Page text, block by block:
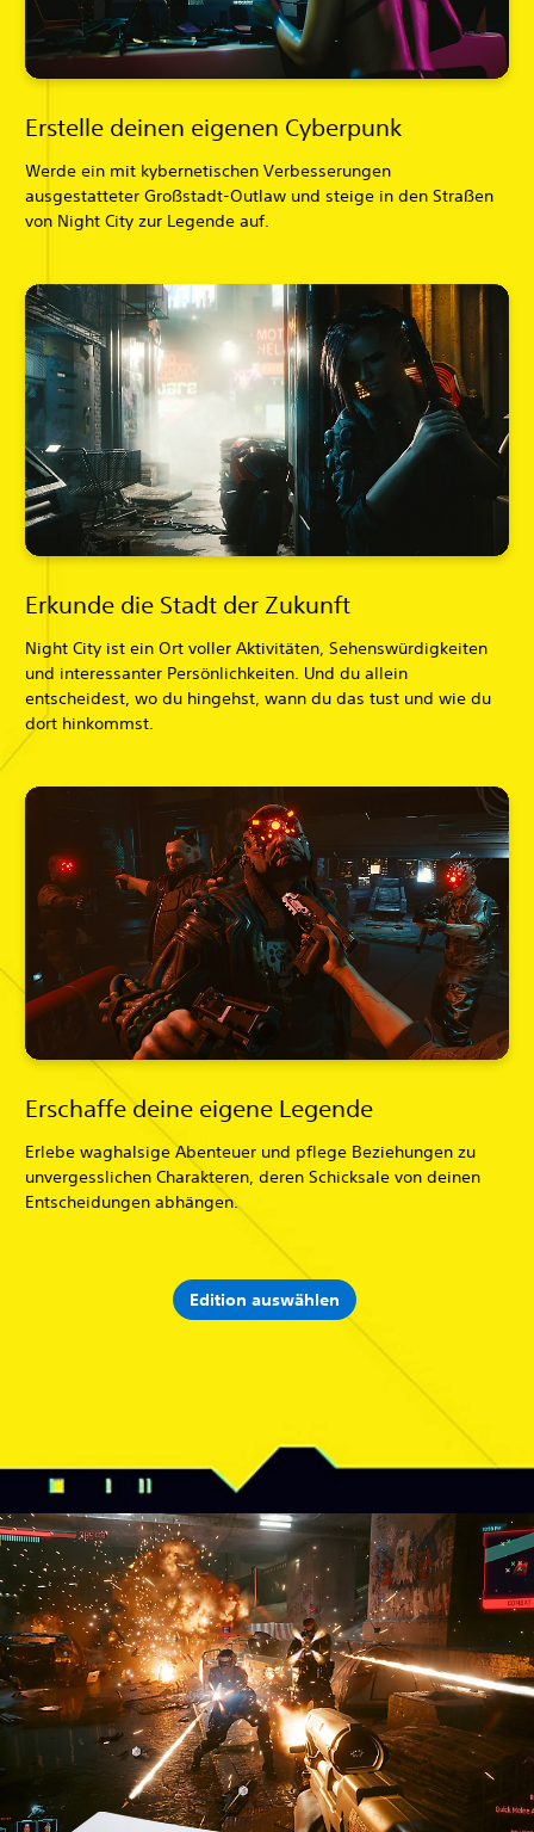
Erstelle deinen eigenen Cyberpunk
Werde ein mit kybernetischen Verbesserungen
ausgestatteter Großstadt-Outlaw und steige in den Straßen
von Night City zur Legende auf.
Erkunde die Stadt der Zukunft
Night City ist ein Ort voller Aktivitäten, Sehenswürdigkeiten
und interessanter Persönlichkeiten. Und du allein
entscheidest, wo du hingehst, wann du das tust und wie du
dort hinkommst.
Erschaffe deine eigene Legende
Erlebe waghalsige Abenteuer und pflege Beziehungen zu
unvergesslichen Charakteren, deren Schicksale von deinen
Entscheidungen abhängen.
Edition auswählen